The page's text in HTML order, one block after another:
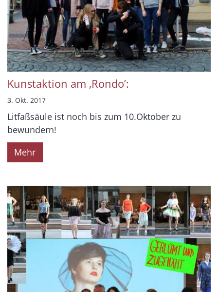
Kunstaktion am ‚Rondo’:
3. Okt. 2017
Litfaßsäule ist noch bis zum 10.Oktober zu
bewundern!
Mehr